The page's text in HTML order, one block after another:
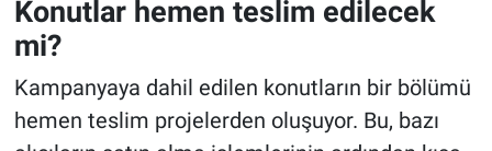
Konutlar hemen teslim edilecek
mi?
Kampanyaya dahil edilen konutların bir bölümü
hemen teslim projelerden oluşuyor. Bu, bazı